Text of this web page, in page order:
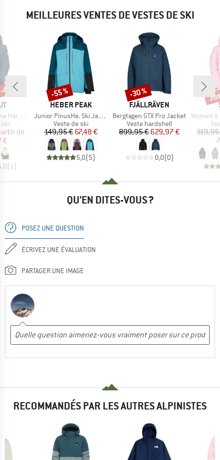
MEILLEURES VENTES DE VESTES DE SKI
Jacket
ski
réduit
de
€
(1)
%
MARQUE
HEBER PEAK
Article
Junior PinusHe. Ski Jacket
Product group
Veste de ski
Prix
149,95 €Prix réduit
67,48 €
5,0(5)
Remise
-55 %
MARQUE
FJÄLLRÄVEN
Article
Bergtagen GTX Pro Jacket
Product group
Veste hardshell
Prix
899,95 €Prix réduit
629,97 €
0,0(0)
Remise
-30 %
Article
Women's
QU'EN DITES-VOUS ?
POSEZ UNE QUESTION
ÉCRIVEZ UNE ÉVALUATION
PARTAGER UNE IMAGE
RECOMMANDÉS PAR LES AUTRES ALPINISTES